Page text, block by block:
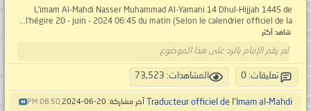
L'imam Al-Mahdi Nasser Muhammad Al-Yamani 14 Dhul-Hijjah 1445 de
l'hégire 20 - juin - 2024 06:45 du matin (Selon le calendrier officiel de la...
شاهد أكثر
لم يقم الإمام بالرد على هذا الموضوع
تعليقات: 0 المشاهدات: 73,523
Traducteur officiel de l'Imam al-Mahdi آخر مشاركة: 20-06-2024, 08:50 PM